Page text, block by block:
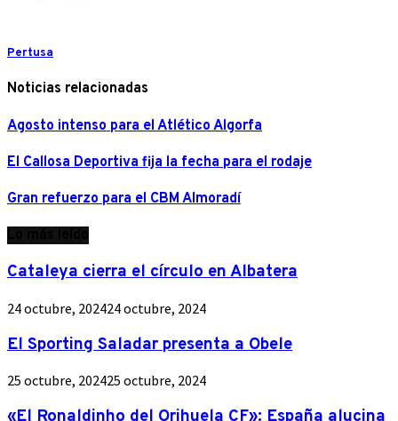
Pertusa
Noticias relacionadas
Agosto intenso para el Atlético Algorfa
El Callosa Deportiva fija la fecha para el rodaje
Gran refuerzo para el CBM Almoradí
Cataleya cierra el círculo en Albatera
24 octubre, 202424 octubre, 2024
El Sporting Saladar presenta a Obele
25 octubre, 202425 octubre, 2024
«El Ronaldinho del Orihuela CF»: España alucina